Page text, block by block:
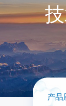
产品